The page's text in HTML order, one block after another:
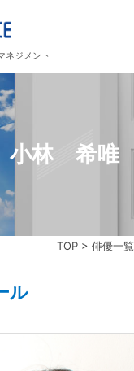
ネジメント
TOP> 俳優一覧
小林 希唯
ル